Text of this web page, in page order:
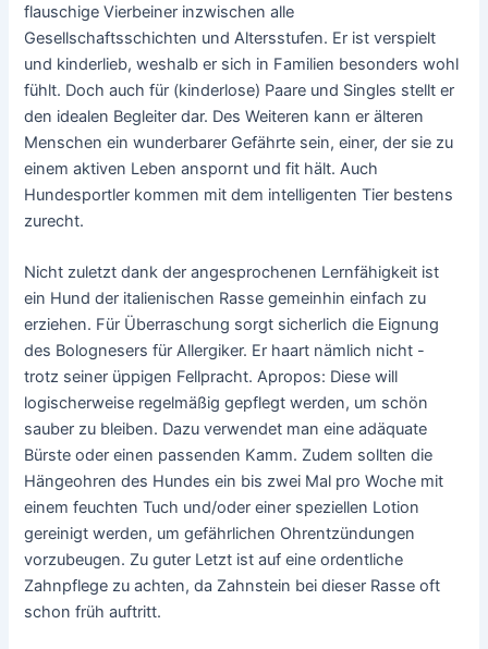
flauschige Vierbeiner inzwischen alle
Gesellschaftsschichten und Altersstufen. Er ist verspielt
und kinderlieb, weshalb er sich in Familien besonders wohl
fühlt. Doch auch für (kinderlose) Paare und Singles stellt er
den idealen Begleiter dar. Des Weiteren kann er älteren
Menschen ein wunderbarer Gefährte sein, einer, der sie zu
einem aktiven Leben anspornt und fit hält. Auch
Hundesportler kommen mit dem intelligenten Tier bestens
zurecht.
Nicht zuletzt dank der angesprochenen Lernfähigkeit ist
ein Hund der italienischen Rasse gemeinhin einfach zu
erziehen. Für Überraschung sorgt sicherlich die Eignung
des Bolognesers für Allergiker. Er haart nämlich nicht -
trotz seiner üppigen Fellpracht. Apropos: Diese will
logischerweise regelmäßig gepflegt werden, um schön
sauber zu bleiben. Dazu verwendet man eine adäquate
Bürste oder einen passenden Kamm. Zudem sollten die
Hängeohren des Hundes ein bis zwei Mal pro Woche mit
einem feuchten Tuch und/oder einer speziellen Lotion
gereinigt werden, um gefährlichen Ohrentzündungen
vorzubeugen. Zu guter Letzt ist auf eine ordentliche
Zahnpflege zu achten, da Zahnstein bei dieser Rasse oft
schon früh auftritt.